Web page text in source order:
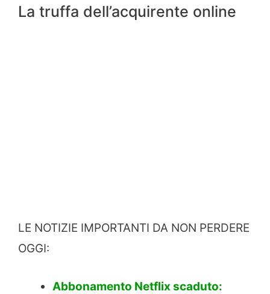
La truffa dell’acquirente online
LE NOTIZIE IMPORTANTI DA NON PERDERE
OGGI:
Abbonamento Netflix scaduto: